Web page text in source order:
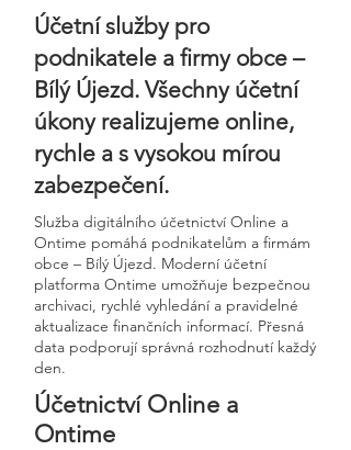
Účetní služby pro
podnikatele a firmy obce –
Bílý Újezd. Všechny účetní
úkony realizujeme online,
rychle a s vysokou mírou
zabezpečení.
Služba digitálního účetnictví Online a
Ontime pomáhá podnikatelům a firmám
obce – Bílý Újezd. Moderní účetní
platforma Ontime umožňuje bezpečnou
archivaci, rychlé vyhledání a pravidelné
aktualizace finančních informací. Přesná
data podporují správná rozhodnutí každý
den.
Účetnictví Online a
Ontime